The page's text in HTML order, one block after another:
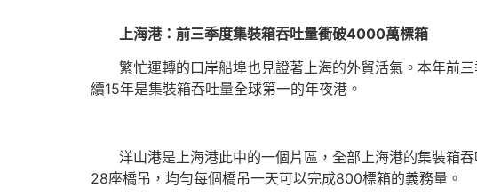
上海港：前三季度集裝箱吞吐量衝破4000萬標箱
繁忙運轉的口岸船埠也見證著上海的外貿活氣。本年前
續15年是集裝箱吞吐量全球第一的年夜港。
洋山港是上海港此中的一個片區，全部上海港的集裝箱
28座橋吊，均勻每個橋吊一天可以完成800標箱的義務量。